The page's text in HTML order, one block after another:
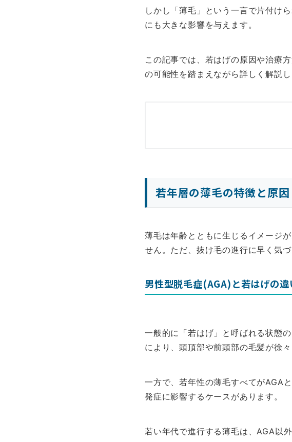
しかし「薄毛」という一言で片付け
にも大きな影響を与えます。
この記事では、若はげの原因や治療
の可能性を踏まえながら詳しく解説し
若年層の薄毛の特徴と原因
薄毛は年齢とともに生じるイメージ
せん。ただ、抜け毛の進行に早く気
男性型脱毛症(AGA)と若はげの違
一般的に「若はげ」と呼ばれる状態
により、頭頂部や前頭部の毛髪が徐
一方で、若年性の薄毛すべてがAGA
発症に影響するケースがあります。
若い年代で進行する薄毛は、AGA以